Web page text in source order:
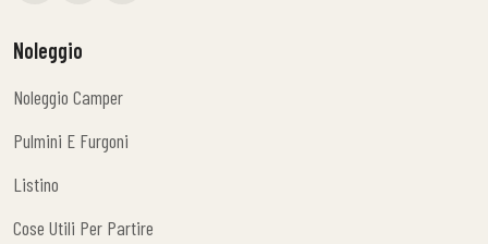
Noleggio
Noleggio Camper
Pulmini E Furgoni
Listino
Cose Utili Per Partire